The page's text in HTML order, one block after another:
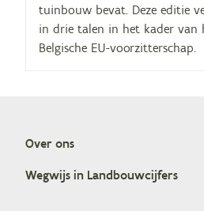
tuinbouw bevat. Deze editie
in drie talen in het kader van
Belgische EU-voorzitterschap.
Doormat
Over ons
Weg­wijs in Landbouwcijfers